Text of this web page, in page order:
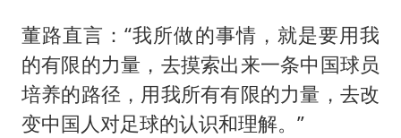
董路直言：“我所做的事情，就是要用我
的有限的力量，去摸索出来一条中国球员
培养的路径，用我所有有限的力量，去改
变中国人对足球的认识和理解。”